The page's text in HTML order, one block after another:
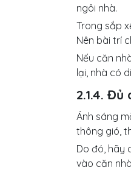
ngôi nhà.
Trong sắp
Nên bài trí
Nếu căn
lại, nhà có
2.1.4.
Ánh sáng
thông gió,
Do đó, hãy
vào căn